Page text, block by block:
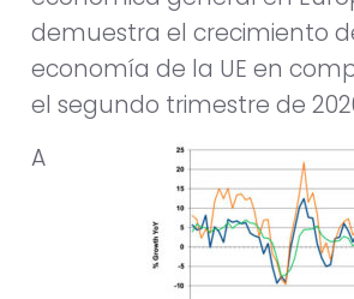
demuestra el crecimiento
economía de la UE en
el segundo trimestre de
A